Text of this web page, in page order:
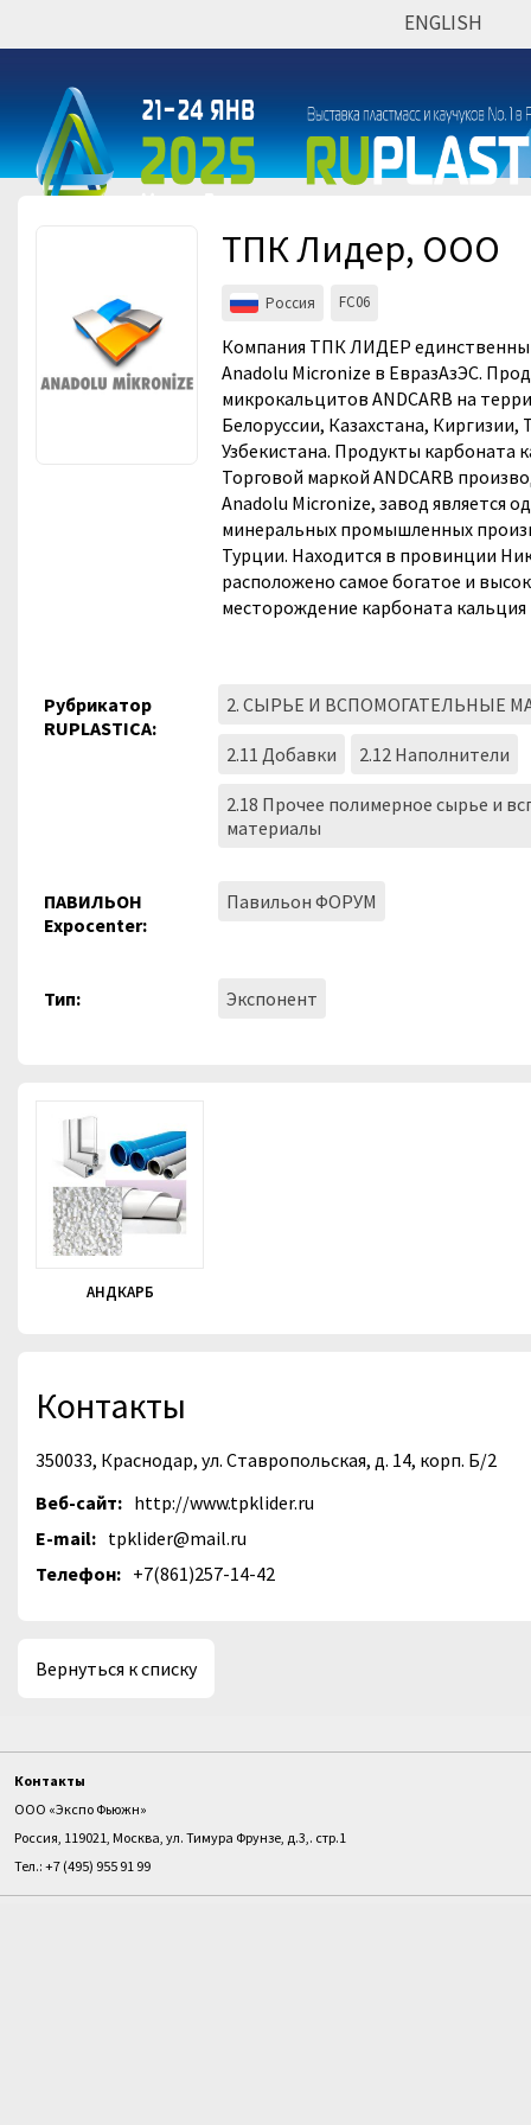
ENGLISH
ТПК Лидер, ООО
Россия FC06
Компания ТПК ЛИДЕР
Anadolu Micronize в ЕвразАзЭС.
микрокальцитов ANDCARB на
Белоруссии, Казахстана, Киргизии,
Узбекистана. Продукты карбоната
Торговой маркой ANDCARB
Anadolu Micronize, завод является
минеральных промышленных
Турции. Находится в провинции
расположено самое богатое и
месторождение карбоната кальция
Рубрикатор
RUPLASTICA:
2. СЫРЬЕ И ВСПОМОГАТЕЛЬНЫЕ
2.11 Добавки 2.12 Наполнители
2.18 Прочее полимерное сырье и
материалы
ПАВИЛЬОН
Expocenter:
Павильон ФОРУМ
Тип: Экспонент
АНДКАРБ
Контакты
350033, Краснодар, ул. Ставропольская, д. 14, корп. Б/2
Веб-сайт: http://www.tpklider.ru
E-mail: tpklider@mail.ru
Телефон: +7(861)257-14-42
Вернуться к списку
Мероприятия
Организации
Контакты
ООО «Экспо Фьюжн»
Россия, 119021, Москва, ул. Тимура Фрунзе, д.3,. стр.1
Тел.: +7 (495) 955 91 99